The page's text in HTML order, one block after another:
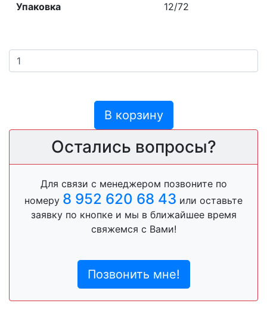
Упаковка 12/72
В корзину
Остались вопросы?
Для связи с менеджером позвоните по
номеру 8 952 620 68 43 или оставьте
заявку по кнопке и мы в ближайшее время
свяжемся с Вами!
Позвонить мне!